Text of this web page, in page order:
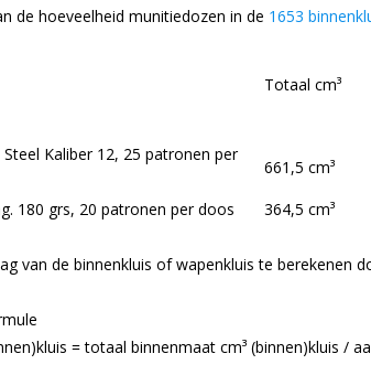
de hoeveelheid munitiedozen in de 1653
Totaal cm³
Kaliber 12, 25 patronen per
661,5 cm³
180 grs, 20 patronen per doos
364,5 cm³
van de binnenkluis of wapenkluis te berekenen
= totaal binnenmaat cm³ (binnen)kluis /